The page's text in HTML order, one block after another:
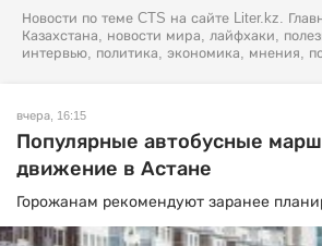
Новости по теме CTS на сайте Liter.kz.
Казахстана, новости мира, лайфхаки,
интервью, политика, экономика, мнения,
вчера, 16:15
Популярные автобусные
движение в Астане
Горожанам рекомендуют заранее